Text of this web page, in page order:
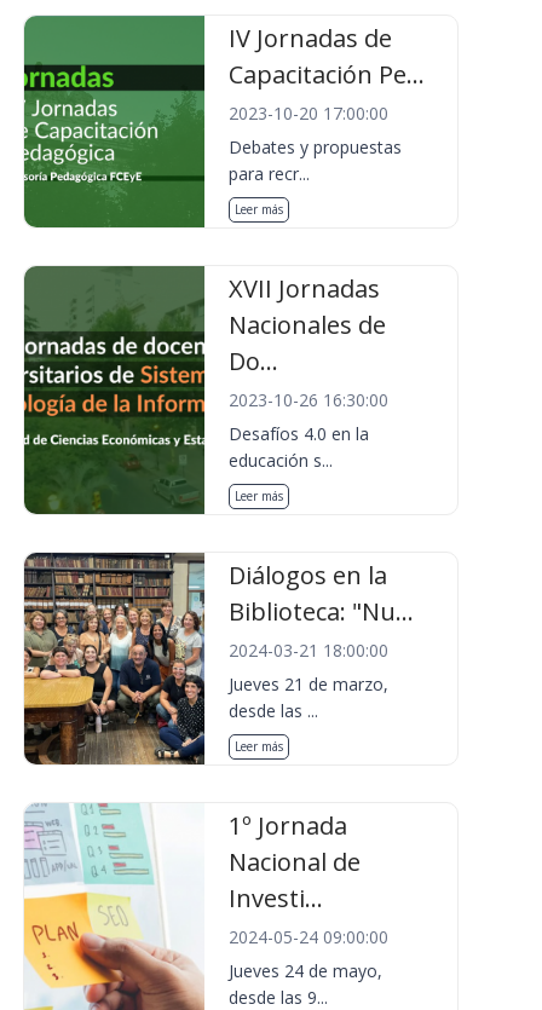
IV Jornadas de
Capacitación Pe...
2023-10-20 17:00:00
Debates y propuestas
para recr...
Leer más
XVII Jornadas
Nacionales de
Do...
2023-10-26 16:30:00
Desafíos 4.0 en la
educación s...
Leer más
Diálogos en la
Biblioteca: "Nu...
2024-03-21 18:00:00
Jueves 21 de marzo,
desde las ...
Leer más
1º Jornada
Nacional de
Investi...
2024-05-24 09:00:00
Jueves 24 de mayo,
desde las 9...